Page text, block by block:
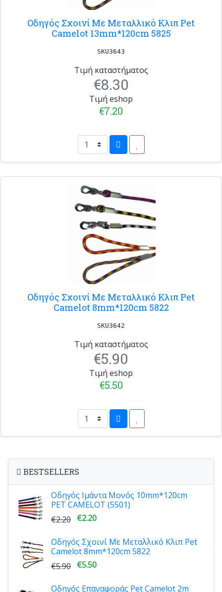
Οδηγός Σχοινί Με Μεταλλικό Κλιπ Pet
Camelot 13mm*120cm 5825
SKU3643
Τιμή καταστήματος
€8.30
Τιμή eshop
€7.20
Οδηγός Σχοινί Με Μεταλλικό Κλιπ Pet
Camelot 8mm*120cm 5822
SKU3642
Τιμή καταστήματος
€5.90
Τιμή eshop
€5.50
BESTSELLERS
Οδηγός Ιμάντα Μονός 10mm*120cm
PET CAMELOT (5501)
€2.20 €2.20
Οδηγός Σχοινί Με Μεταλλικό Κλιπ Pet
Camelot 8mm*120cm 5822
€5.90 €5.50
Οδηγός Επαναφοράς Pet Camelot 2m